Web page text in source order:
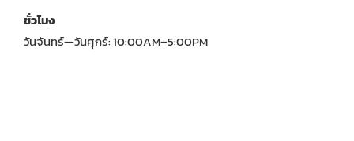
ชั่วโมง
วันจันทร์—วันศุกร์: 10:00AM–5:00PM